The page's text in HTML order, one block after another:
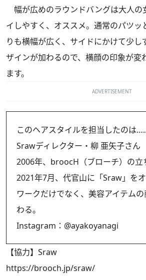
幅が広めのラウンドバングは大人の
イしやすく、オススメ。通常のパツッ
りも横幅が広く、サイドにかけて少
ザインが加わるので、横顔の印象が変
ます。
ADVERTISEMENT
このヘアスタイルを担当したのは
Srawディレクター・柳 亜矢子さん
2006年、broocH（ブローチ）の立
2021年7月、代官山に「Sraw」を
ワークだけでなく、美容アイテム
わる。
Instagram： @ayakoyanagi
【協力】Sraw
https://brooch.jp/sraw/